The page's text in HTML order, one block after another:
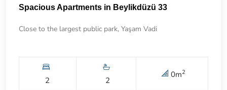
Spacious Apartments in Beylikdüzü 33
Close to the largest public park, Yaşam Vadi
2 2
0m2